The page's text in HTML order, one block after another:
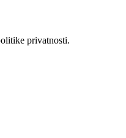
privatnosti.